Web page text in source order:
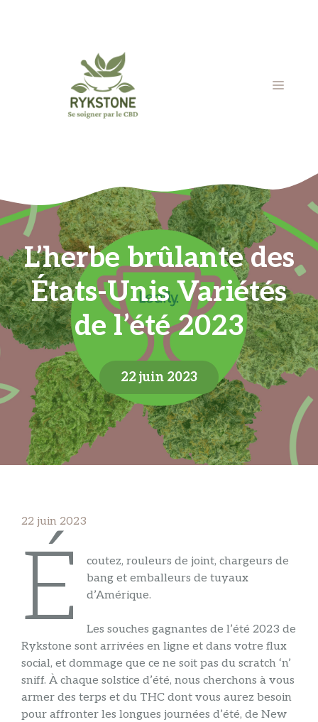
MENU
L’herbe brûlante des
États-Unis Variétés
de l’été 2023
22 juin 2023
22 juin 2023
É
coutez, rouleurs de joint, chargeurs de
bang et emballeurs de tuyaux
d’Amérique.
Les souches gagnantes de l’été 2023 de
Rykstone sont arrivées en ligne et dans votre flux
social, et dommage que ce ne soit pas du scratch ‘n’
sniff. À chaque solstice d’été, nous cherchons à vous
armer des terps et du THC dont vous aurez besoin
pour affronter les longues journées d’été, de New